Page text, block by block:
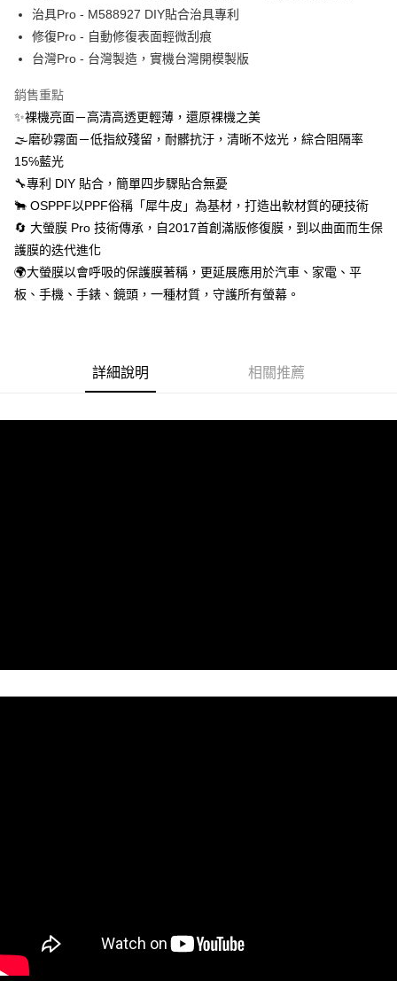
國際配送
治具Pro - M588927 DIY貼合治具專利
修復Pro - 自動修復表面輕微刮痕
台灣Pro - 台灣製造，實機台灣開模製版
銷售重點
✨裸機亮面－高清高透更輕薄，還原裸機之美
🌫磨砂霧面－低指紋殘留，耐髒抗汙，清晰不炫光，綜合阻隔率
15℅藍光
🔧專利 DIY 貼合，簡單四步驟貼合無憂
🐂 OSPPF以PPF俗稱「犀牛皮」為基材，打造出軟材質的硬技術
🔄 大螢膜 Pro 技術傳承，自2017首創滿版修復膜，到以曲面而生保
護膜的迭代進化
🌍大螢膜以會呼吸的保護膜著稱，更延展應用於汽車、家電、平
板、手機、手錶、鏡頭，一種材質，守護所有螢幕。
詳細說明 相關推薦